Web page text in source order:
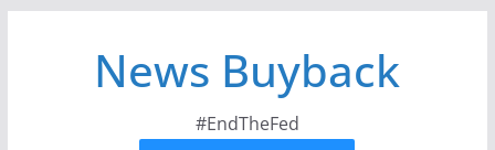
News Buyback
#EndTheFed